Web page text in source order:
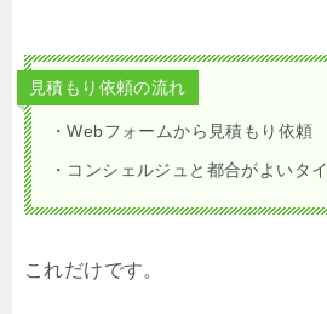
見積もり依頼の流れ
・Webフォームから見積もり依頼
・コンシェルジュと都合がよいタ
これだけです。